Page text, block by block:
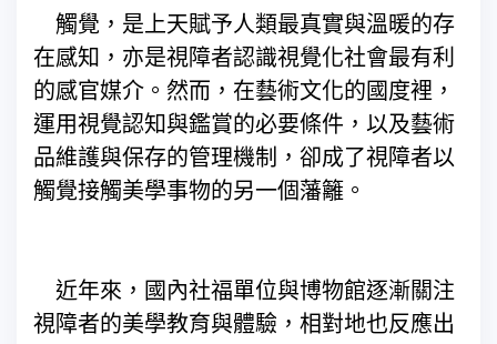
觸覺，是上天賦予人類最真實與溫暖的存
在感知，亦是視障者認識視覺化社會最有利
的感官媒介。然而，在藝術文化的國度裡，
運用視覺認知與鑑賞的必要條件，以及藝術
品維護與保存的管理機制，卻成了視障者以
觸覺接觸美學事物的另一個藩籬。
近年來，國內社福單位與博物館逐漸關注
視障者的美學教育與體驗，相對地也反應出